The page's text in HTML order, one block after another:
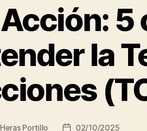
Acción: 5
la
Portillo
Fecha02/10/2025